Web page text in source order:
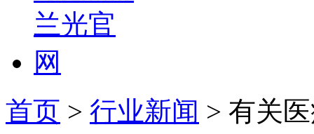
首页 > 行业新闻 > 有关